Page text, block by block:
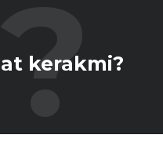
kerakmi?